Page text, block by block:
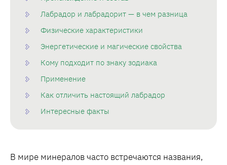
Лабрадор и лабрадорит — в чем разница
Физические характеристики
Энергетические и магические свойства
Кому подходит по знаку зодиака
Применение
Как отличить настоящий лабрадор
Интересные факты
В мире минералов часто встречаются названия,